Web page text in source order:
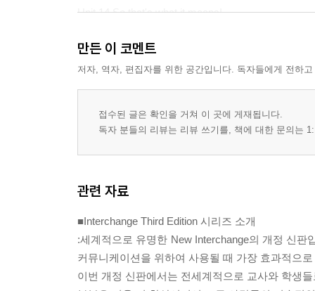
Unit 14 So that's what it means!
Unit 16 What's your excuse?
만든 이 코멘트
저자, 역자, 편집자를 위한 공간입니다. 독자들에게 전하
접수된 글은 확인을 거쳐 이 곳에 게재됩니다.
독자 분들의 리뷰는 리뷰 쓰기를, 책에 대한 문의는
관련 자료
■Interchange Third Edition 시리즈 소개
:세계적으로 유명한 New Interchange의 개정 신
커뮤니케이션을 위하여 사용될 때 가장 효과적으
이번 개정 신판에서는 전세계적으로 교사와 학생